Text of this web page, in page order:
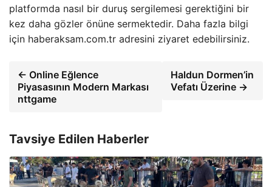
platformda nasıl bir duruş sergilemesi gerektiğini bir
kez daha gözler önüne sermektedir. Daha fazla bilgi
için haberaksam.com.tr adresini ziyaret edebilirsiniz.
← Online Eğlence
Piyasasının Modern Markası
nttgame
Haldun Dormen’in
Vefatı Üzerine →
Tavsiye Edilen Haberler